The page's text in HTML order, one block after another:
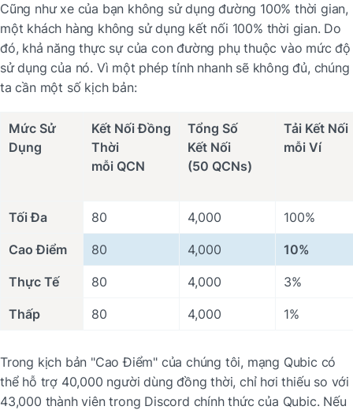
Cũng như xe của bạn không sử dụng đường 100% thời gian,
một khách hàng không sử dụng kết nối 100% thời gian. Do
đó, khả năng thực sự của con đường phụ thuộc vào mức độ
sử dụng của nó. Vì một phép tính nhanh sẽ không đủ, chúng
ta cần một số kịch bản:
Mức Sử
Dụng
Kết Nối Đồng
Thời
mỗi QCN
Tổng Số
Kết Nối
(50 QCNs)
Tải Kết Nối
mỗi Ví
Tối Đa 80 4,000 100%
Cao Điểm 80 4,000 10%
Thực Tế 80 4,000 3%
Thấp 80 4,000 1%
Trong kịch bản "Cao Điểm" của chúng tôi, mạng Qubic có
thể hỗ trợ 40,000 người dùng đồng thời, chỉ hơi thiếu so với
43,000 thành viên trong Discord chính thức của Qubic. Nếu